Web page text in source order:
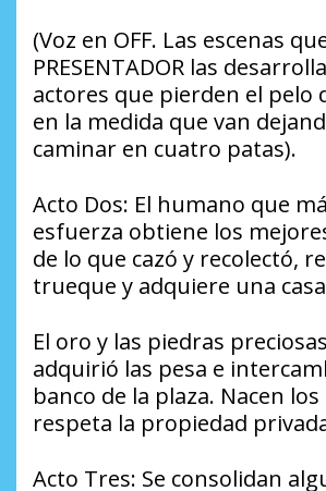
(Voz en OFF. Las escenas
PRESENTADOR las
actores que pierden el pelo
en la medida que van
caminar en cuatro patas).
Acto Dos: El humano que
esfuerza obtiene los
de lo que cazó y recolectó,
trueque y adquiere una
El oro y las piedras
adquirió las pesa e
banco de la plaza. Nacen los
respeta la propiedad
Acto Tres: Se consolidan